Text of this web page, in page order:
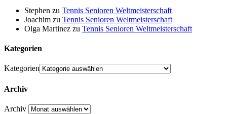
Stephen zu Tennis Senioren Weltmeisterschaft
Joachim zu Tennis Senioren Weltmeisterschaft
Olga Martinez zu Tennis Senioren Weltmeisterschaft
Kategorien
Kategorien
Archiv
Archiv